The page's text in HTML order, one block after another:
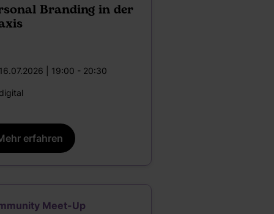
Branding in der
16.07.2026 | 19:00 - 20:30
digital
erfahren
Meet-Up